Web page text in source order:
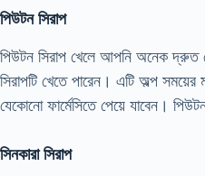
পিউটন সিরাপ
পিউটন সিরাপ খেলে আপনি অনেক দ্রুত
সিরাপটি খেতে পারেন। এটি অল্প
যেকোনো ফার্মেসিতে পেয়ে যাবেন।
সিনকারা সিরাপ